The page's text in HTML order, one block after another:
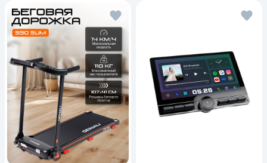
xavfsizligini ta’minlaydi. 15 Vtgacha tezkor quvvatlash va
USB Type-C porti quvvatlash jarayonini zamonaviy va
qulay qiladi. TECNO SPARK Go 3 unumdorlik, uzoq ishlash,
qulaylik va zamonaviy texnologiyalarni birlashtirgan
smartfon hisoblanadi.